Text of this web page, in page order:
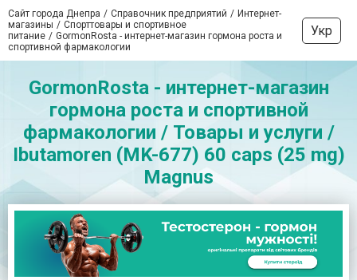
Сайт города Днепра Справочник предприятий
Интернет-
магазины
Спорттовары и спортивное
питание
GormonRosta - интернет-магазин гормона роста и
спортивной фармакологии
Укр
GormonRosta - интернет-магазин
гормона роста и спортивной
фармакологии / Товары и услуги /
Ibutamoren (MK-677) 60 caps (25 mg)
Magnus